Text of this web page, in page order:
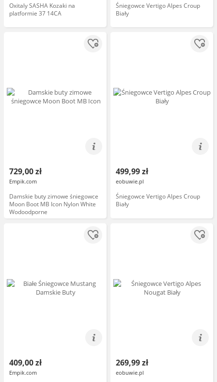
Oxitaly SASHA Kozaki na
platformie 37 14CA
Śniegowce Vertigo Alpes Croup
Biały
729,00 zł
Empik.com
Damskie buty zimowe śniegowce
Moon Boot MB Icon Nylon White
Wodoodporne
499,99 zł
eobuwie.pl
Śniegowce Vertigo Alpes Croup
Biały
409,00 zł
Empik.com
269,99 zł
eobuwie.pl